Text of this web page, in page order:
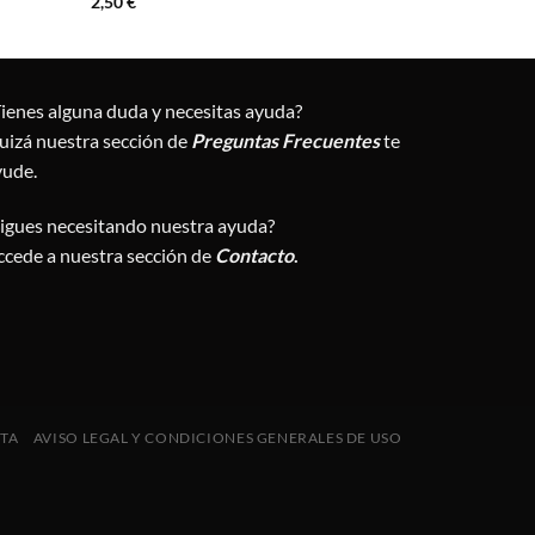
alguna duda y necesitas ayuda?
nuestra sección de Preguntas Frecuenteste
necesitando nuestra ayuda?
a nuestra sección de Contacto.
AVISO LEGAL Y CONDICIONES GENERALES DE USO